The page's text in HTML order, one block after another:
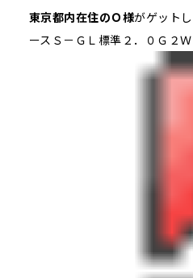
東京都内在住のＯ様がゲット
ースＳ－ＧＬ標準２．０Ｇ２Ｗ